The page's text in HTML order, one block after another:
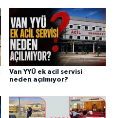
Van YYÜ ek acil servisi
neden açılmıyor?